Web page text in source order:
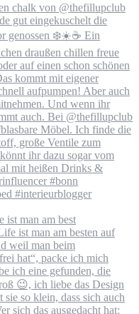
man am best